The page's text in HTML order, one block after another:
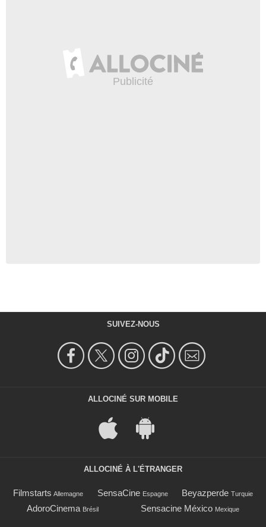
SUIVEZ-NOUS
ALLOCINÉ SUR MOBILE
ALLOCINÉ À L'ÉTRANGER
Filmstarts Allemagne SensaCine Espagne Beyazperde Turquie
AdoroCinema Brésil Sensacine México Mexique